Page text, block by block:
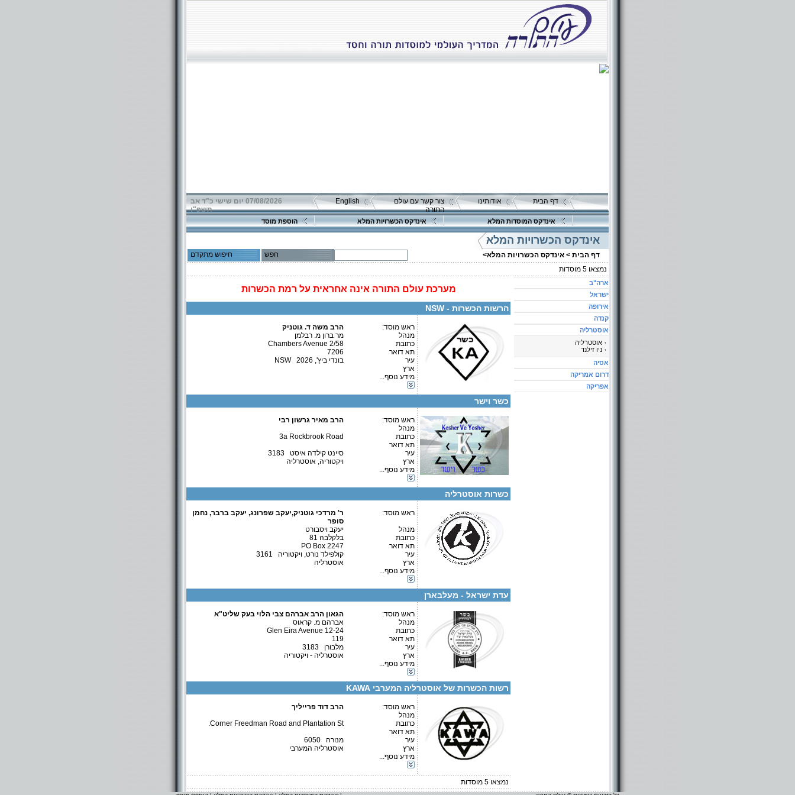
דף הבית אודותינו
צור קשר עם עולם
התורה
English
07/08/2026 יום שישי כ"ד אב
תשפ"ו
אינדקס המוסדות המלא אינדקס הכשרויות המלא הוספת מוסד
אינדקס הכשרויות המלא
דף הבית > אינדקס הכשרויות המלא> חפש
חיפוש מתקדם
נמצאו 5 מוסדות
מערכת עולם התורה אינה אחראית על רמת הכשרות
הרשות הכשרות - NSW
ראש מוסד:
הרב משה ד. גוטניק
מנהל
מר ברון מ. רבלמן
כתובת
2/58 Chambers Avenue
תא דואר
7206
עיר
בונדי ביץ', NSW 2026
ארץ
מידע נוסף...
טלפון 1:
טלפון 2:
איש קשר:
כשר וישר
ראש מוסד:
הרב מאיר גרשון רבי
מנהל
כתובת
3a Rockbrook Road
תא דואר
עיר
סיינט קילדה איסט 3183
ארץ
ויקטוריה, אוסטרליה
מידע נוסף...
טלפון 1:
טלפון 2:
איש קשר:
קטגוריות:
כשרות אוסטרליה
ראש מוסד:
ר' מרדכי גוטניק,יעקב שפרונג, יעקב ברבר, נחמן
סופר
מנהל
יעקב ויסבורט
כתובת
בלקלבה 81
תא דואר
PO Box 2247
עיר
קולפילד נורט, ויקטוריה 3161
ארץ
אוסטרליה
מידע נוסף...
פרטים נוספים:
טלפון 1:
מספר עמותה:
יעקב ויסבורט
עדת ישראל - מעלבארן
ראש מוסד:
הגאון הרב אברהם צבי הלוי בעק שליט"א
מנהל
אברהם מ. קראוס
כתובת
12-24 Glen Eira Avenue
תא דואר
119
עיר
מלבורן 3183
ארץ
אוסטרליה - ויקטוריה
מידע נוסף...
טלפון 1:
טלפון 2:
איש קשר:
רשות הכשרות של אוסטרליה המערבי KAWA
ראש מוסד:
הרב דוד פרייליך
מנהל
כתובת
Corner Freedman Road and Plantation St.
תא דואר
עיר
מנורה 6050
ארץ
אוסטרליה המערבי
מידע נוסף...
טלפון 1:
טלפון 2:
פקס
איש קשר:
נמצאו 5 מוסדות
ארה"ב
ישראל
אירופה
קנדה
אוסטרליה
אוסטרליה
ניו זילנד
אסיה
דרום אמריקה
אפריקה